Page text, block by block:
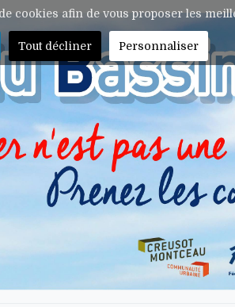
cookies afin de vous proposer les
Tout décliner Personnaliser